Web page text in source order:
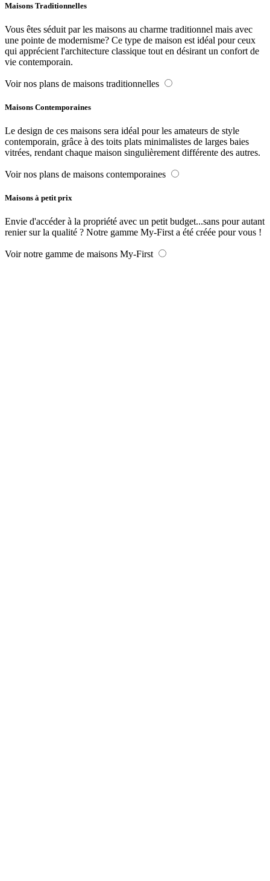
Maisons Traditionnelles
Vous êtes séduit par les maisons au charme traditionnel mais avec
une pointe de modernisme? Ce type de maison est idéal pour ceux
qui apprécient l'architecture classique tout en désirant un confort de
vie contemporain.
Voir nos plans de maisons traditionnelles
Maisons Contemporaines
Le design de ces maisons sera idéal pour les amateurs de style
contemporain, grâce à des toits plats minimalistes de larges baies
vitrées, rendant chaque maison singulièrement différente des autres.
Voir nos plans de maisons contemporaines
Maisons à petit prix
Envie d'accéder à la propriété avec un petit budget...sans pour autant
renier sur la qualité ? Notre gamme My-First a été créée pour vous !
Voir notre gamme de maisons My-First